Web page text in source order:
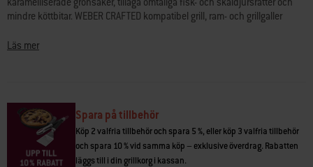
till
samma
mindre köttbitar. WEBER CRAFTED kompatibel grill, ram- och grillgaller
• Rosta små, ömtåliga råvaror utan att de faller ner genom grillgallret
• WEBER CRAFTED ram och galler krävs
• Hjälper till med värmecirkulationen för perfekt rostade grönsaker
• Tål maskindisk, rostfritt stål
• Dubbelkolla att din grill är kompatibel med WEBER CRAFTED grillredskap
Läs mer
Spara på tillbehör
Köp 2 valfria tillbehör och spara 5 %, eller köp 3 valfria tillbehör
och spara 10 % vid samma köp – exklusive överdrag. Rabatten
läggs till i din grillkorg i kassan.